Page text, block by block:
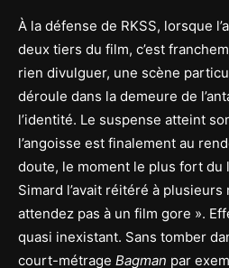
À la défense de RKSS, lorsque
deux tiers du film, c’est
rien divulguer, une scène
déroule dans la demeure de
l’identité. Le suspense atteint
l’angoisse est finalement au
doute, le moment le plus fort du
Simard l’avait réitéré à
attendez pas à un film gore ».
quasi inexistant. Sans tomber
court-métrage Bagman par